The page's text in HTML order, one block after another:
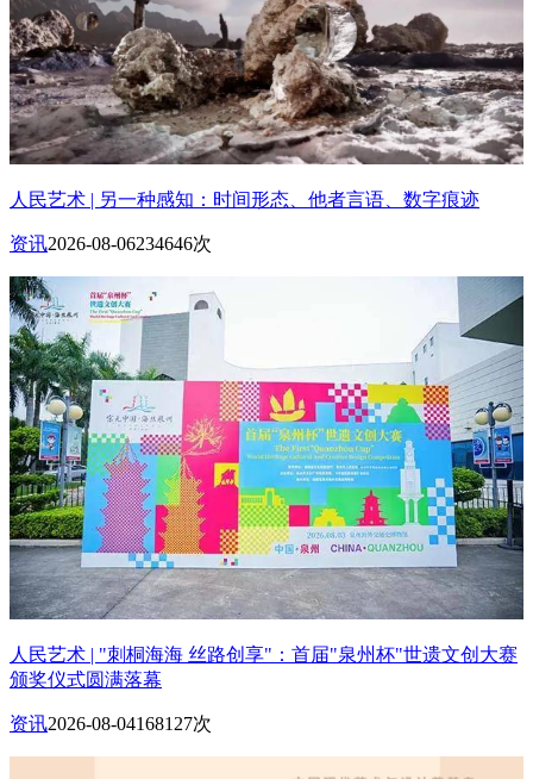
人民艺术 | 另一种感知：时间形态、他者言语、数字痕迹
资讯2026-08-06234646次
人民艺术 | "刺桐海海 丝路创享"：首届"泉州杯"世遗文创大赛
颁奖仪式圆满落幕
资讯2026-08-04168127次